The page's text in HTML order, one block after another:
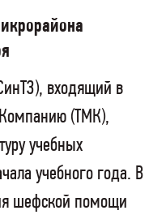
входящий в
Компанию (ТМК),
учебных
учебного года. В
шефской помощи